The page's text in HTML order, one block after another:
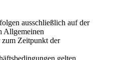
ausschließlich auf der
Allgemeinen
zum Zeitpunkt der
gelten